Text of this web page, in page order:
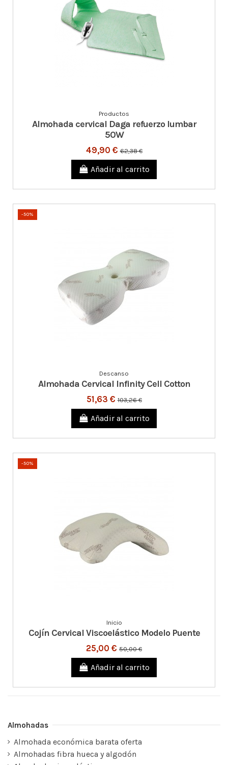
Productos
Almohada cervical Daga refuerzo lumbar
50W
49,90 €62,38 €
Añadir al carrito
-50%
Descanso
Almohada Cervical Infinity Cell Cotton
51,63 €103,26 €
Añadir al carrito
-50%
Inicio
Cojín Cervical Viscoelástico Modelo Puente
25,00 € 50,00 €
Añadir al carrito
Almohadas
Almohada económica barata oferta
Almohadas fibra hueca y algodón